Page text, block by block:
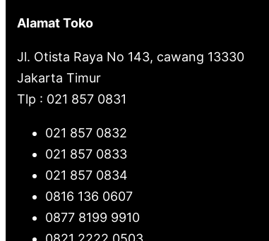
Alamat Toko
Jl. Otista Raya No 143, cawang 13330
Jakarta Timur
Tlp : 021 857 0831
021 857 0832
021 857 0833
021 857 0834
0816 136 0607
0877 8199 9910